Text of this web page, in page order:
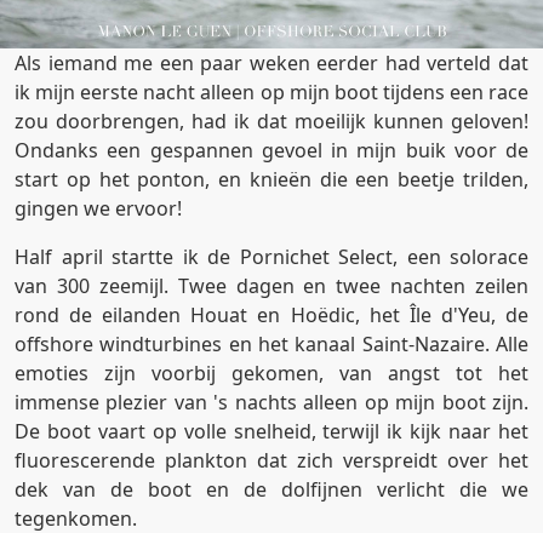
Als iemand me een paar weken eerder had verteld dat
ik mijn eerste nacht alleen op mijn boot tijdens een race
zou doorbrengen, had ik dat moeilijk kunnen geloven!
Ondanks een gespannen gevoel in mijn buik voor de
start op het ponton, en knieën die een beetje trilden,
gingen we ervoor!
Half april startte ik de Pornichet Select, een solorace
van 300 zeemijl. Twee dagen en twee nachten zeilen
rond de eilanden Houat en Hoëdic, het Île d'Yeu, de
offshore windturbines en het kanaal Saint-Nazaire. Alle
emoties zijn voorbij gekomen, van angst tot het
immense plezier van 's nachts alleen op mijn boot zijn.
De boot vaart op volle snelheid, terwijl ik kijk naar het
fluorescerende plankton dat zich verspreidt over het
dek van de boot en de dolfijnen verlicht die we
tegenkomen.